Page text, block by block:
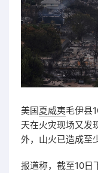
美国夏威夷毛伊县
天在火灾现场又发
外，山火已造成至
报道称，截至10日